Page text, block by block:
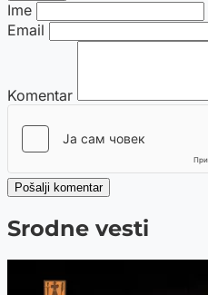
Ime
Email
Komentar
Pošalji komentar
Srodne vesti